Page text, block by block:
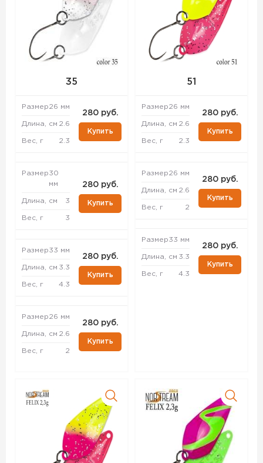
35
Размер26 мм
Длина, см 2.6
Вес, г 2.3
280 руб.
Купить
Размер30
мм
Длина, см 3
Вес, г 3
280 руб.
Купить
Размер33 мм
Длина, см 3.3
Вес, г 4.3
280 руб.
Купить
Размер26 мм
Длина, см 2.6
Вес, г 2
280 руб.
Купить
51
Размер26 мм
Длина, см 2.6
Вес, г 2.3
280 руб.
Купить
Размер26 мм
Длина, см 2.6
Вес, г 2
280 руб.
Купить
Размер33 мм
Длина, см 3.3
Вес, г 4.3
280 руб.
Купить